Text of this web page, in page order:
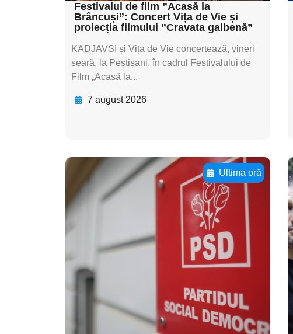
Festivalul de film ”Acasă la
Brâncuși”: Concert Vița de Vie și
proiecția filmului ”Cravata galbenă”
KADJAVSI și Vița de Vie concertează, vineri
seară, la Peștișani, în cadrul Festivalului de
Film „Acasă la...
7 august 2026
Ultima oră
Adaugă aici textul
pentru
subtitluAdaugă aici
textul pentru
subtitluAdaugă aici
textul pentru
subtitluAdaugă aici
textul pentru subti